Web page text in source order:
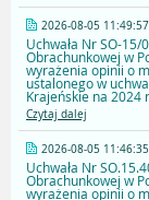
2026-08-05 11:49:57
Uchwała Nr SO-
Obrachunkowej w
wyrażenia opinii o
ustalonego w
Krajeńskie na 2024
Czytaj dalej
2026-08-05 11:46:35
Uchwała Nr
Obrachunkowej w
wyrażenia opinii o